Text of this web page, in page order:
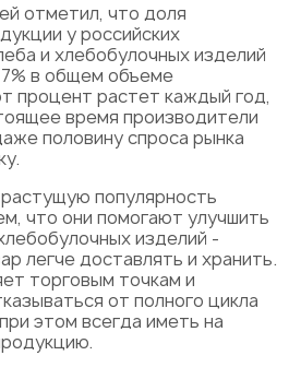
отметил, что доля
у российских
и хлебобулочных изделий
в общем объеме
процент растет каждый год,
время производители
половину спроса рынка
популярность
что они помогают улучшить
изделий -
легче доставлять и хранить.
торговым точкам и
от полного цикла
этом всегда иметь на